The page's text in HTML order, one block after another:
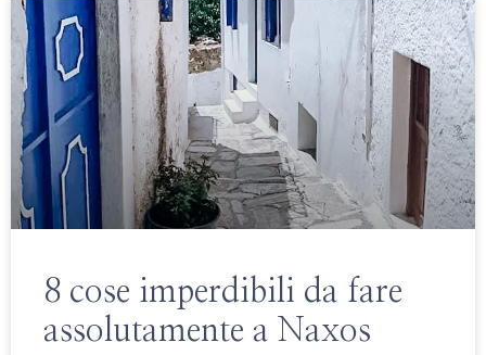
8 cose imperdibili da fare
assolutamente a Naxos